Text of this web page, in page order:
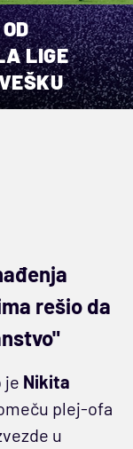
LIGE
rešio da
je Nikita
plej-ofa
u